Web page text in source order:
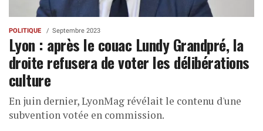
POLITIQUE Septembre 2023
Lyon : après le couac Lundy Grandpré, la
droite refusera de voter les délibérations
culture
En juin dernier, LyonMag révélait le contenu d'une
subvention votée en commission.